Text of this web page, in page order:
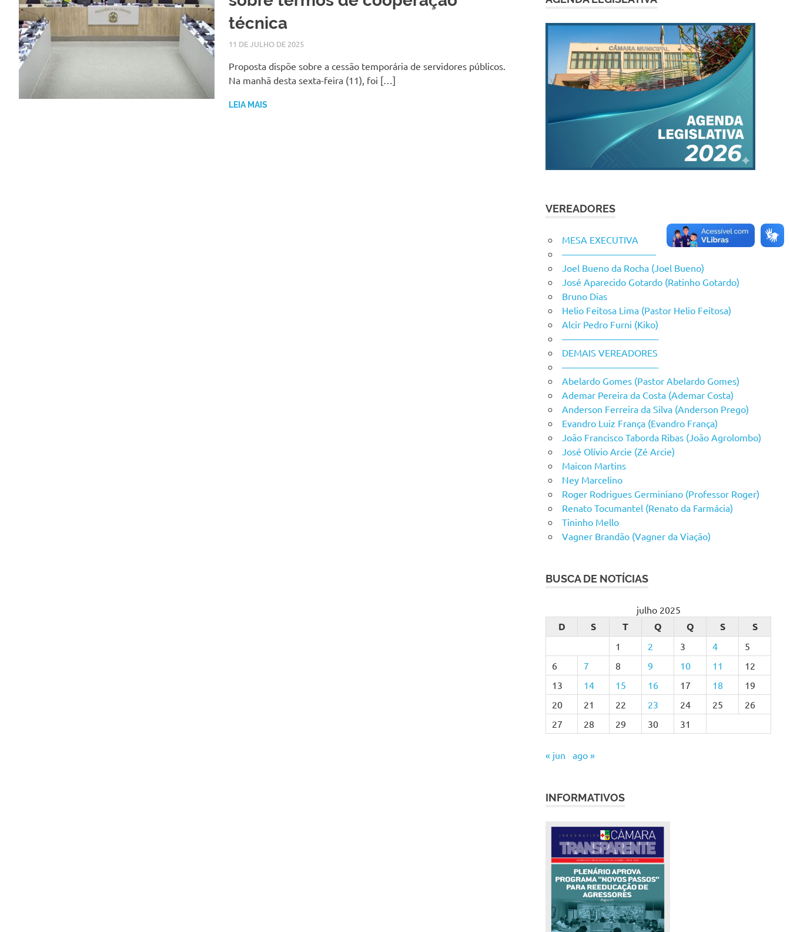
técnica
11 DE JULHO DE 2025SILMARA
NOTÍCIAS
Proposta dispõe sobre a cessão temporária de servidores públicos.
Na manhã desta sexta-feira (11), foi […]
LEIA MAIS
VEREADORES
MESA EXECUTIVA
——————————
Joel Bueno da Rocha (Joel Bueno)
José Aparecido Gotardo (Ratinho Gotardo)
Bruno Dias
Helio Feitosa Lima (Pastor Helio Feitosa)
Alcir Pedro Furni (Kiko)
——————————-
DEMAIS VEREADORES
——————————-
Abelardo Gomes (Pastor Abelardo Gomes)
Ademar Pereira da Costa (Ademar Costa)
Anderson Ferreira da Silva (Anderson Prego)
Evandro Luiz França (Evandro França)
João Francisco Taborda Ribas (João Agrolombo)
José Olívio Arcie (Zé Arcie)
Maicon Martins
Ney Marcelino
Roger Rodrigues Germiniano (Professor Roger)
Renato Tocumantel (Renato da Farmácia)
Tininho Mello
Vagner Brandão (Vagner da Viação)
BUSCA DE NOTÍCIAS
julho 2025
D S T Q Q S S
1 2 3 4
5
6
7 8 9 10 11
12
13
14 15 16 17 18
19
20
21 22 23 24 25
26
27
28 29 30 31
« jun ago »
INFORMATIVOS